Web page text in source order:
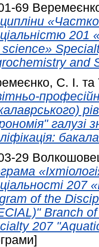
69
201
and
С. І. та
галузі
29
207
of the
Branch
207